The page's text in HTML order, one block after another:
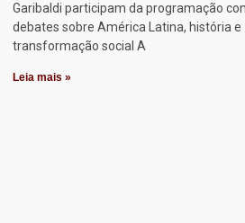
Garibaldi participam da programação
debates sobre América Latina, história e
transformação social A
Leia mais »